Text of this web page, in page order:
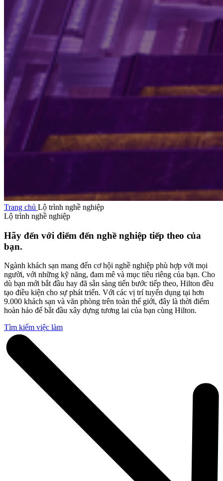
Trang chủ Lộ trình nghề nghiệp
Lộ trình nghề nghiệp
Hãy đến với điểm đến nghề nghiệp tiếp theo của
bạn.
Ngành khách sạn mang đến cơ hội nghề nghiệp phù hợp với mọi
người, với những kỹ năng, đam mê và mục tiêu riêng của bạn. Cho
dù bạn mới bắt đầu hay đã sẵn sàng tiến bước tiếp theo, Hilton đều
tạo điều kiện cho sự phát triển. Với các vị trí tuyển dụng tại hơn
9.000 khách sạn và văn phòng trên toàn thế giới, đây là thời điểm
hoàn hảo để bắt đầu xây dựng tương lai của bạn cùng Hilton.
Tìm kiếm việc làm